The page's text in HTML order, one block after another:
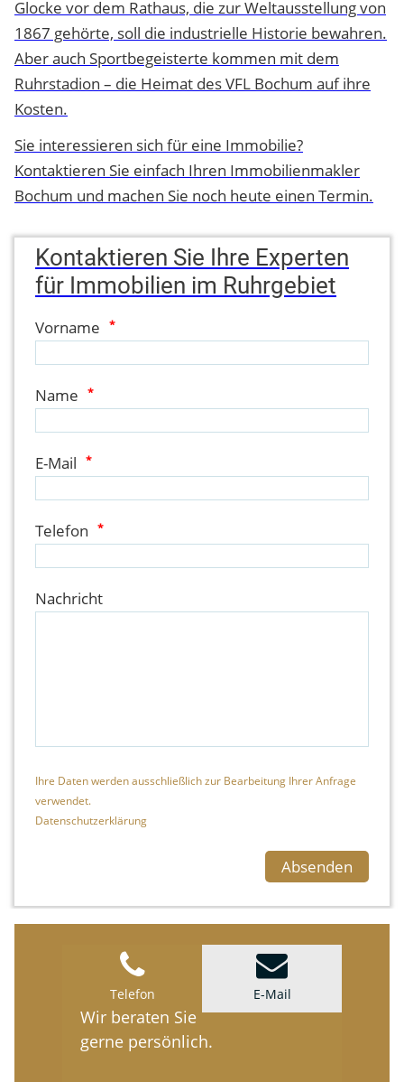
Glocke vor dem Rathaus, die zur Weltausstellung von
1867 gehörte, soll die industrielle Historie bewahren.
Aber auch Sportbegeisterte kommen mit dem
Ruhrstadion – die Heimat des VFL Bochum auf ihre
Kosten.
Sie interessieren sich für eine Immobilie?
Kontaktieren Sie einfach Ihren Immobilienmakler
Bochum und machen Sie noch heute einen Termin.
Kontaktieren Sie Ihre Experten
für Immobilien im Ruhrgebiet
Vorname *
Name *
E-Mail *
Telefon *
Nachricht
Ihre Daten werden ausschließlich zur Bearbeitung Ihrer Anfrage
verwendet.
Datenschutzerklärung
Telefon E-Mail
Wir beraten Sie
gerne persönlich.